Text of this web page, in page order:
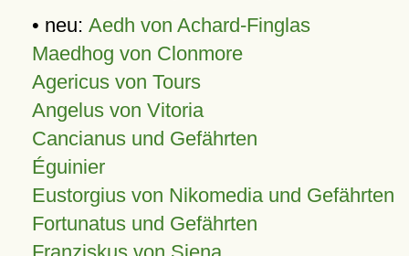
• neu: Aedh von Achard-Finglas
Maedhog von Clonmore
Agericus von Tours
Angelus von Vitoria
Cancianus und Gefährten
Éguinier
Eustorgius von Nikomedia und Gefährten
Fortunatus und Gefährten